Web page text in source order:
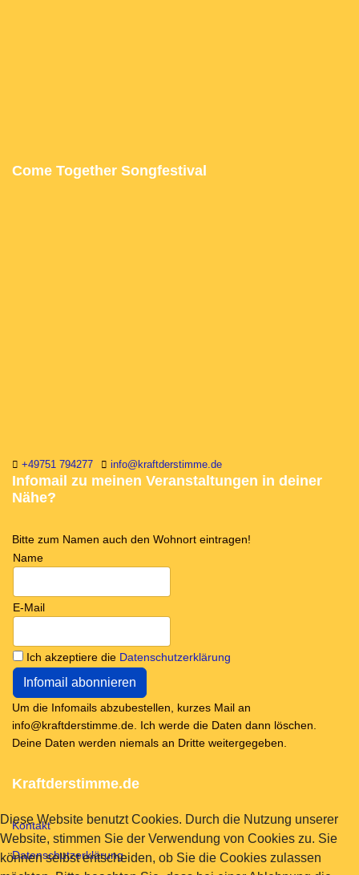
Come Together Songfestival
+49751 794277 info@kraftderstimme.de
Infomail zu meinen Veranstaltungen in deiner
Nähe?
Bitte zum Namen auch den Wohnort eintragen!
Name
E-Mail
Ich akzeptiere die Datenschutzerklärung
Um die Infomails abzubestellen, kurzes Mail an
info@kraftderstimme.de. Ich werde die Daten dann löschen.
Deine Daten werden niemals an Dritte weitergegeben.
Kraftderstimme.de
Kontakt
Datenschutzerklärung
Diese Website benutzt Cookies. Durch die Nutzung unserer
Website, stimmen Sie der Verwendung von Cookies zu. Sie
können selbst entscheiden, ob Sie die Cookies zulassen